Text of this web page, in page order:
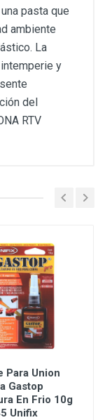
pasta que
ambiente
La
y
del
RTV
Para Union
Gastop
En Frio 10g
Unifix